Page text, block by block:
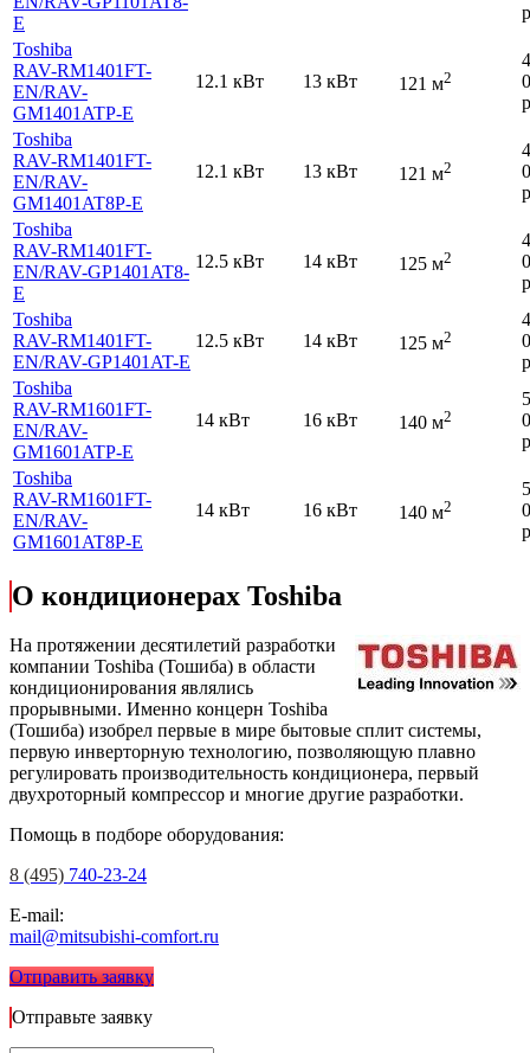
E
Toshiba
RAV-RM1401FT-
EN/RAV-
GM1401ATP-E
12.1 кВт 13 кВт 121 м2
Toshiba
RAV-RM1401FT-
EN/RAV-
GM1401AT8P-E
12.1 кВт 13 кВт 121 м2
Toshiba
RAV-RM1401FT-
EN/RAV-GP1401AT8-
E
12.5 кВт 14 кВт 125 м2
Toshiba
RAV-RM1401FT-
EN/RAV-GP1401AT-E
12.5 кВт 14 кВт 125 м2
Toshiba
RAV-RM1601FT-
EN/RAV-
GM1601ATP-E
14 кВт 16 кВт 140 м2
Toshiba
RAV-RM1601FT-
EN/RAV-
GM1601AT8P-E
14 кВт 16 кВт 140 м2
О кондиционерах Toshiba
На протяжении десятилетий разработки
компании Toshiba (Тошиба) в области
кондиционирования являлись
прорывными. Именно концерн Toshiba
(Тошиба) изобрел первые в мире бытовые сплит системы,
первую инверторную технологию, позволяющую плавно
регулировать производительность кондиционера, первый
двухроторный компрессор и многие другие разработки.
Помощь в подборе оборудования:
8 (495) 740-23-24
E-mail:
mail@mitsubishi-comfort.ru
Отправить заявку
Отправьте заявку